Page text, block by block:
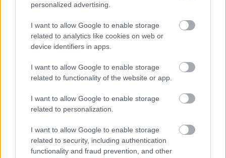
personalized advertising.
I want to allow Google to enable storage
related to analytics like cookies on web or
device identifiers in apps.
I want to allow Google to enable storage
related to functionality of the website or app.
I want to allow Google to enable storage
related to personalization.
I want to allow Google to enable storage
related to security, including authentication
functionality and fraud prevention, and other
Vörös Géza
Állambiztonsági munka a Kádár-korban
Lengyel László
A Nagy Imre-per politikai háttere